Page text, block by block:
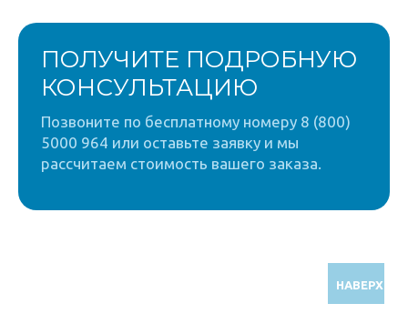
ПОЛУЧИТЕ ПОДРОБНУЮ
КОНСУЛЬТАЦИЮ
Позвоните по бесплатному номеру 8 (800)
5000 964 или оставьте заявку и мы
рассчитаем стоимость вашего заказа.
НАВЕРХ